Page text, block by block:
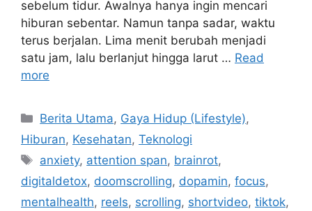
sebelum tidur. Awalnya hanya ingin mencari
hiburan sebentar. Namun tanpa sadar, waktu
terus berjalan. Lima menit berubah menjadi
satu jam, lalu berlanjut hingga larut … Read
more
C
a
e
g
o
Berita Utama, Gaya Hidup (Lifestyle),
Hiburan, Kesehatan, Teknologi
T
a
anxiety, attention span, brainrot,
digitaldetox, doomscrolling, dopamin, focus,
mentalhealth, reels, scrolling, shortvideo, tiktok,